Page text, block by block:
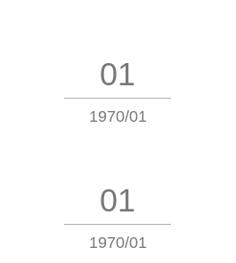
01
1970/01
01
1970/01